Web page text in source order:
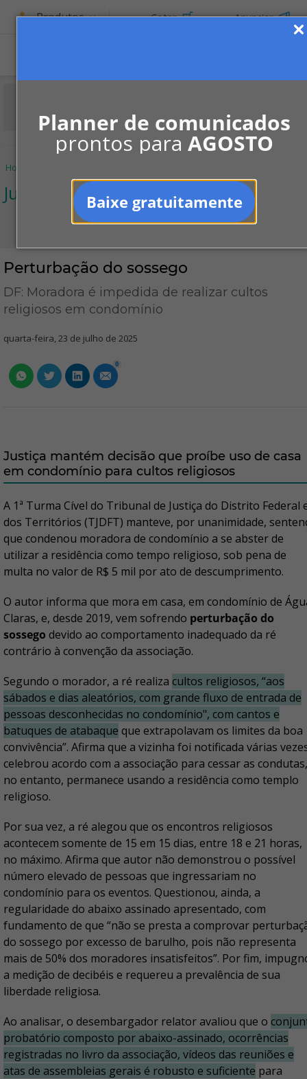
Planner de comunicados
prontos para AGOSTO
Baixe gratuitamente
Produtos Cotar Anunciar
Home
Jurídico
Perturbação do sossego
DF: Moradora é impedida de realizar cultos
religiosos em condomínio
quarta-feira, 23 de julho de 2025
0
Justiça mantém decisão que proíbe uso de casa
em condomínio para cultos religiosos
A 1ª Turma Cível do Tribunal de Justiça do Distrito Federal
dos Territórios (TJDFT) manteve, por unanimidade,
que condenou moradora de condomínio a se abster de
utilizar a residência como tempo religioso, sob pena de
multa no valor de R$ 5 mil por ato de descumprimento.
O autor informa que mora em casa, em condomínio de
Claras, e, desde 2019, vem sofrendo perturbação do
sossego devido ao comportamento inadequado da ré
contrário à convenção da associação.
Segundo o morador, a ré realiza cultos religiosos, “aos
sábados e dias aleatórios, com grande fluxo de entrada de
pessoas desconhecidas no condomínio", com cantos e
batuques de atabaque que extrapolavam os limites da boa
convivência”. Afirma que a vizinha foi notificada várias
celebrou acordo com a associação para cessar as condutas,
no entanto, permanece usando a residência como templo
religioso.
Por sua vez, a ré alegou que os encontros religiosos
acontecem somente de 15 em 15 dias, entre 18 e 21 horas,
no máximo. Afirma que autor não demonstrou o possível
número elevado de pessoas que ingressariam no
condomínio para os eventos. Questionou, ainda, a
regularidade do abaixo assinado apresentado, com
fundamento de que “não se presta a comprovar
do sossego por excesso de barulho, pois não representa
mais de 50% dos moradores insatisfeitos”. Por fim,
a medição de decibéis e requereu a prevalência de sua
liberdade religiosa.
Ao analisar, o desembargador relator avaliou que o
probatório composto por abaixo-assinado, ocorrências
registradas no livro da associação, vídeos das reuniões e
atas de assembleias gerais é robusto e suficiente para